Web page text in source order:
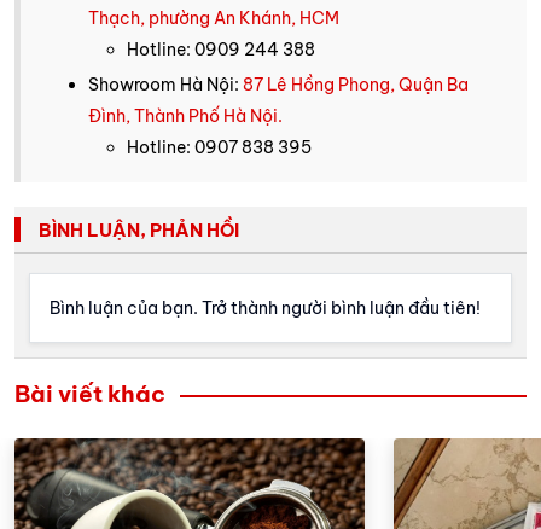
Thạch, phường An Khánh, HCM
Hotline: 0909 244 388
Showroom Hà Nội: 87 Lê Hồng Phong, Quận Ba
Đình, Thành Phố Hà Nội.
Hotline: 0907 838 395
BÌNH LUẬN, PHẢN HỒI
Bình luận của bạn. Trở thành người bình luận đầu tiên!
Bài viết khác